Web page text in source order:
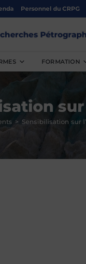
Personnel du CRPG
FORMATION
sur
> Sensibilisation sur